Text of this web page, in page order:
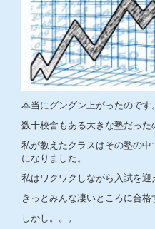
本当にグングン上がったのです。
数十校舎もある大きな塾だった
私が教えたクラスはその塾の
になりました。
私はワクワクしながら入試を迎
きっとみんな凄いところに合格
しかし。。。